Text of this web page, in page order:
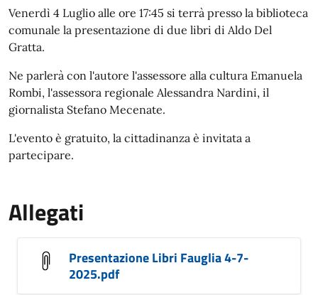
Descrizione
Venerdì 4 Luglio alle ore 17:45 si terrà presso la biblioteca
comunale la presentazione di due libri di Aldo Del
Gratta.
Ne parlerà con l'autore l'assessore alla cultura Emanuela
Rombi, l'assessora regionale Alessandra Nardini, il
giornalista Stefano Mecenate.
L'evento è gratuito, la cittadinanza è invitata a
partecipare.
Allegati
Presentazione Libri Fauglia 4-7-
2025.pdf